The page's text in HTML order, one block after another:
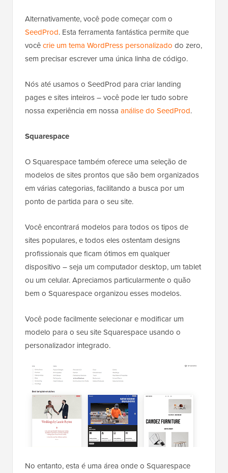
Alternativamente, você pode começar com o
SeedProd. Esta ferramenta fantástica permite que
vocêcrie um tema WordPress personalizado do zero,
sem precisar escrever uma única linha de código.
Nós até usamos o SeedProd para criar landing
pages e sites inteiros – você pode ler tudo sobre
nossa experiência em nossa análise do SeedProd.
Squarespace
O Squarespace também oferece uma seleção de
modelos de sites prontos que são bem organizados
em várias categorias, facilitando a busca por um
ponto de partida para o seu site.
Você encontrará modelos para todos os tipos de
sites populares, e todos eles ostentam designs
profissionais que ficam ótimos em qualquer
dispositivo – seja um computador desktop, um tablet
ou um celular. Apreciamos particularmente o quão
bem o Squarespace organizou esses modelos.
Você pode facilmente selecionar e modificar um
modelo para o seu site Squarespace usando o
personalizador integrado.
No entanto, esta é uma área onde o Squarespace